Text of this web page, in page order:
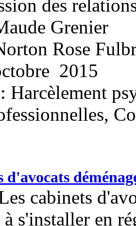
des
Grenier
Rose
2015
Harcèlement
d'avocats
cabinets
s'installer en